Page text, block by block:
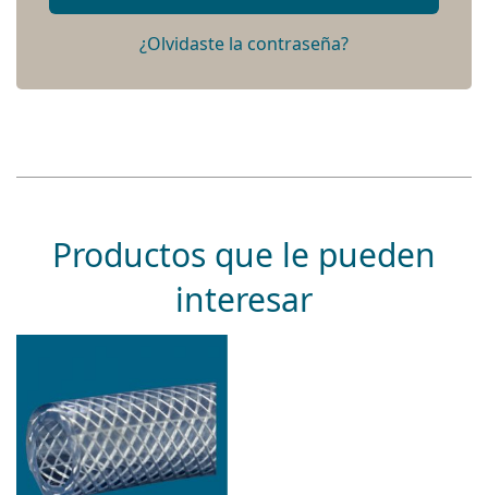
¿Olvidaste la contraseña?
Productos que le pueden
interesar